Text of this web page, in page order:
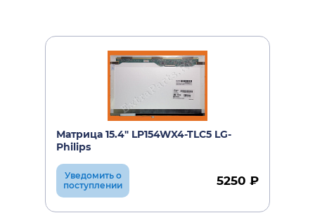
Матрица 15.4" LP154WX4-TLC5 LG-
Philips
Уведомить о
поступлении
5250 ₽